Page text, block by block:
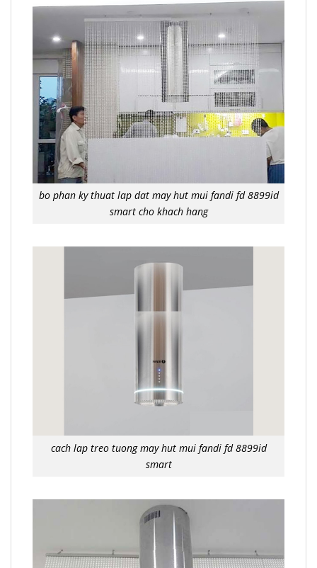
bo phan ky thuat lap dat may hut mui fandi fd 8899id
smart cho khach hang
cach lap treo tuong may hut mui fandi fd 8899id
smart